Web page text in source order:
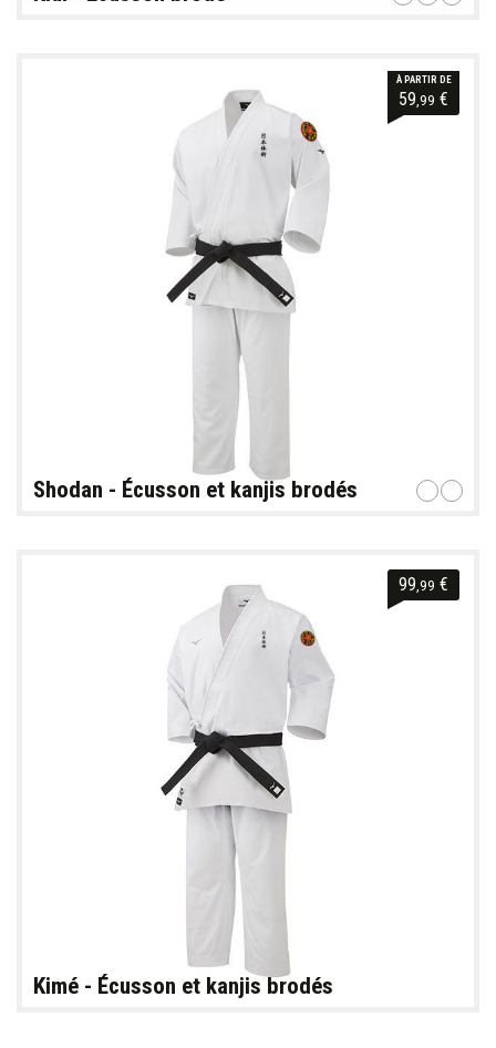
À PARTIR DE
59 ,99 €
Shodan - Écusson et kanjis brodés
99 ,99 €
Kimé - Écusson et kanjis brodés